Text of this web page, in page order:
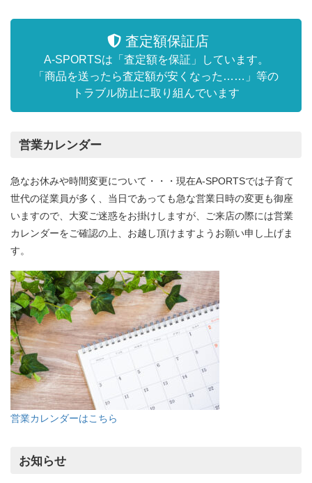
査定額保証店
A-SPORTSは「査定額を保証」しています。
「商品を送ったら査定額が安くなった……」等の
トラブル防止に取り組んでいます
営業カレンダー
急なお休みや時間変更について・・・現在A-SPORTSでは子育て
世代の従業員が多く、当日であっても急な営業日時の変更も御座
いますので、大変ご迷惑をお掛けしますが、ご来店の際には営業
カレンダーをご確認の上、お越し頂けますようお願い申し上げま
す。
営業カレンダーはこちら
お知らせ